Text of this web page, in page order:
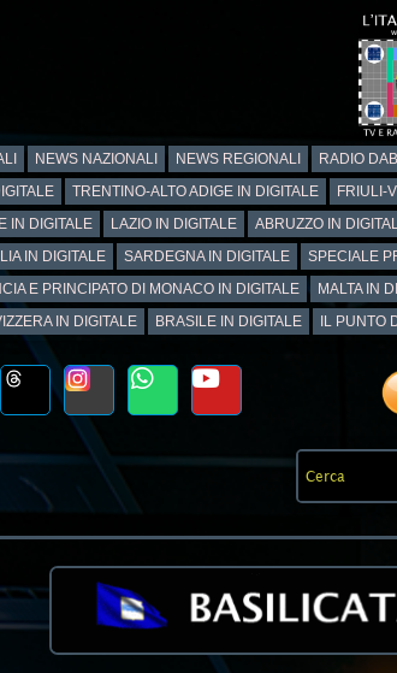
NEWS NAZIONALI NEWS REGIONALI RADIO DAB
TRENTINO-ALTO ADIGE IN DIGITALE FRIULI-
IN DIGITALE LAZIO IN DIGITALE ABRUZZO IN
IN DIGITALE SARDEGNA IN DIGITALE SPECIALE
E PRINCIPATO DI MONACO IN DIGITALE MALTA IN
IN DIGITALE BRASILE IN DIGITALE IL PUNTO